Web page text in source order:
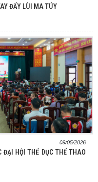
ĐẨY LÙI MA TÚY
09/05/2026
ĐẠI HỘI THỂ DỤC THỂ THAO